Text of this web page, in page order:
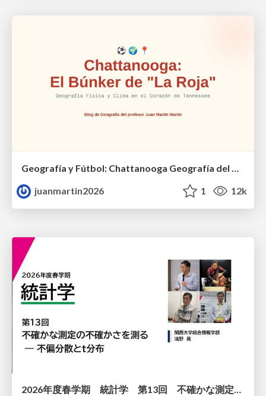
Geografía y Fútbol: Chattanooga Geografía del Búnker de La Roja.
juanmartin2026
1 12k
2026年度春学期 統計学 第13回 不確かな測定の不確かさを測る ― 不偏分散とt分布 (2026. 6. 25)